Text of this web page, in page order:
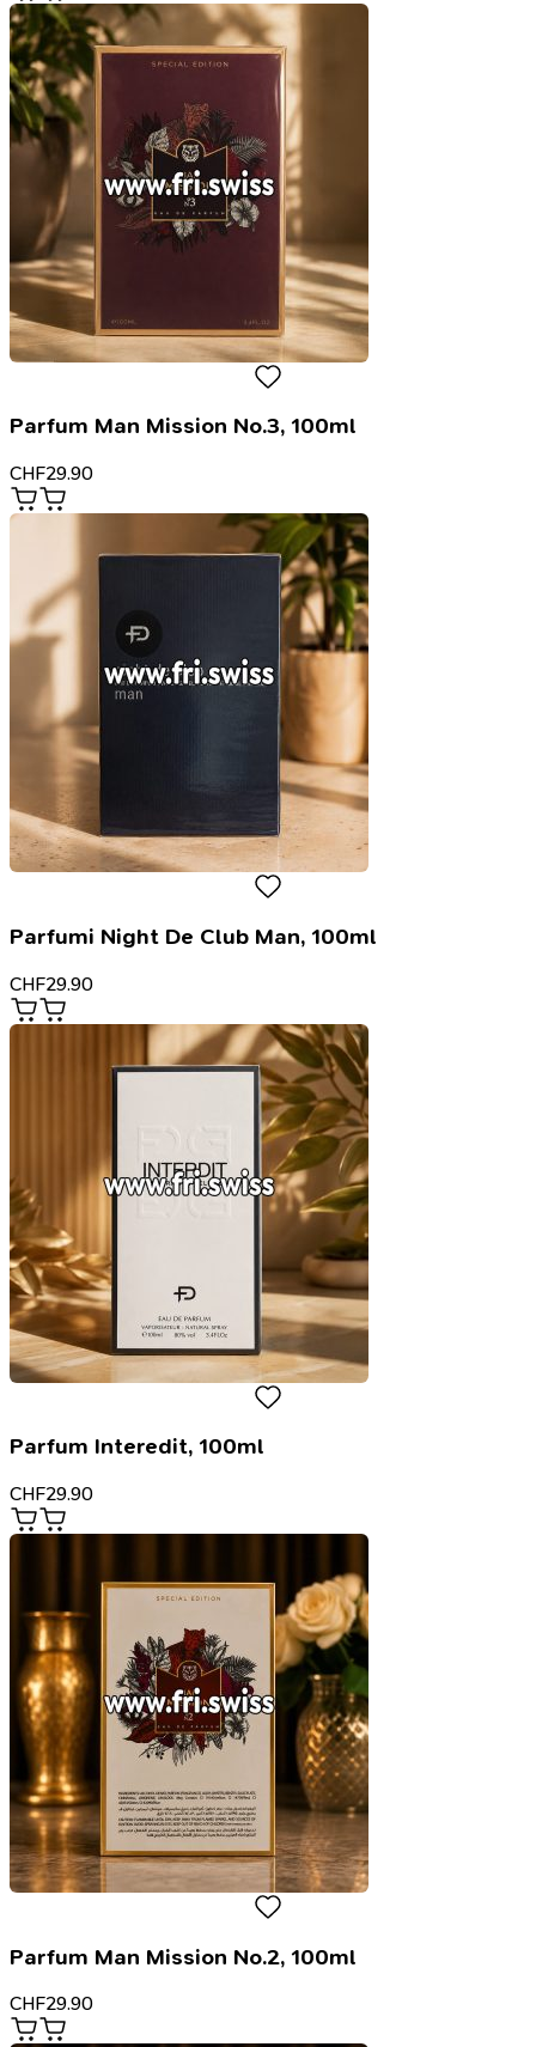
Parfum Man Mission No.3, 100ml
CHF29.90
Parfumi Night De Club Man, 100ml
CHF29.90
Parfum Interedit, 100ml
CHF29.90
Parfum Man Mission No.2, 100ml
CHF29.90